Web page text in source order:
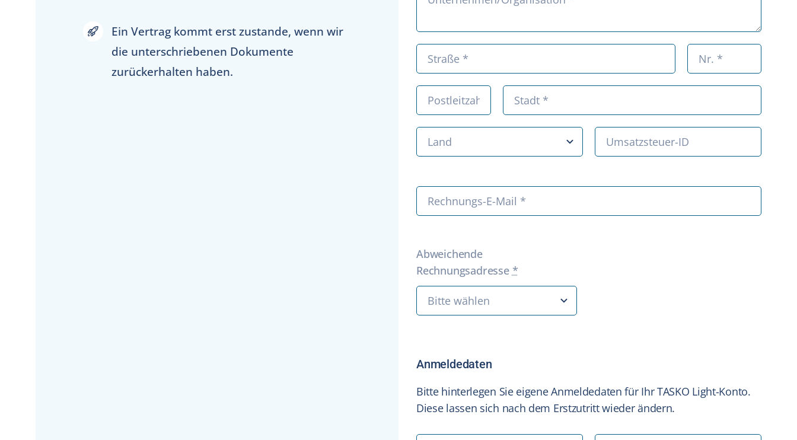
Ein Vertrag kommt erst zustande, wenn wir
die unterschriebenen Dokumente
zurückerhalten haben.
Abweichende
Rechnungsadresse *
Anmeldedaten
Bitte hinterlegen Sie eigene Anmeldedaten für Ihr TASKO Light-Konto.
Diese lassen sich nach dem Erstzutritt wieder ändern.